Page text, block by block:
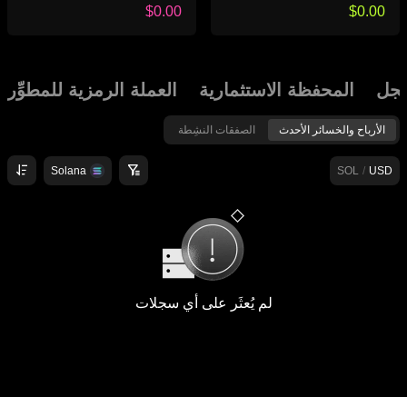
المحفظة الاستثمارية العملة الرمزية للمطوِّر
الأرباح والخسائر الأحدث الصفقات النشِطة
USD
/
SOL
Solana
لم يُعثَر على أي سجلات